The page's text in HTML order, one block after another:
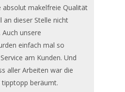
absolut makelfreie Qualität
an dieser Stelle nicht
unsere
einfach mal so
am Kunden. Und
aller Arbeiten war die
beräumt.